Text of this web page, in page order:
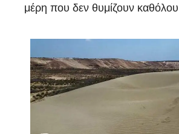
μέρη που δεν θυμίζουν